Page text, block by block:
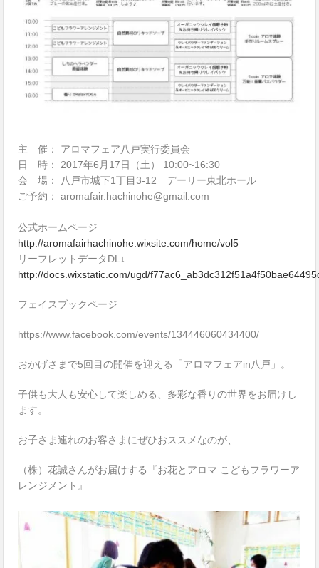
主 催： アロマフェア八戸実行委員会
日 時： 2017年6月17日（土） 10:00~16:30
会 場： 八戸市城下1丁目3-12 デーリー東北ホール
ご予約： aromafair.hachinohe@gmail.com
公式ホームページ
http://aromafairhachinohe.wixsite.com/home/vol5
リーフレットデータDL↓
http://docs.wixstatic.com/ugd/
フェイスブックページ
https://www.facebook.com/events/134446060434400/
おかげさまで5回目の開催を迎える「アロマフェアin八戸」。
子供も大人も安心して楽しめる、多彩な香りの世界をお届けし
ます。
お子さま連れのお客さまにぜひおススメなのが、
（株）花誠さんがお届けする『お花とアロマ こどもフラワーア
レンジメント』